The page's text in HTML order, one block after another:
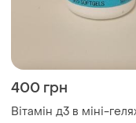
400 грн
Вітамін д3 в міні-